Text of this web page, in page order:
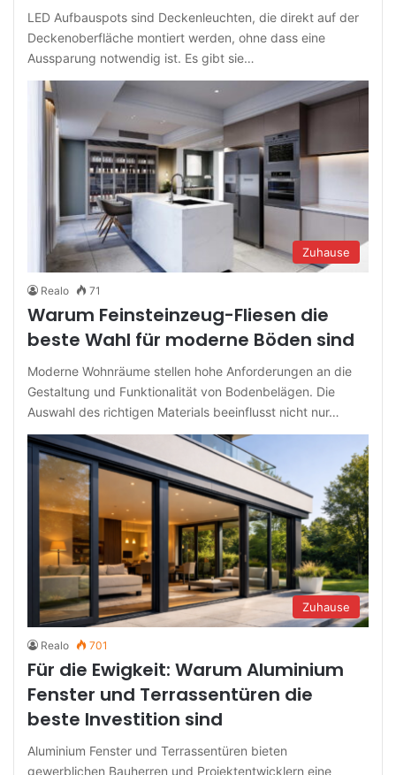
LED Aufbauspots sind Deckenleuchten, die direkt auf der
Deckenoberfläche montiert werden, ohne dass eine
Aussparung notwendig ist. Es gibt sie…
Zuhause
Realo 71
Warum Feinsteinzeug-Fliesen die
beste Wahl für moderne Böden sind
Moderne Wohnräume stellen hohe Anforderungen an die
Gestaltung und Funktionalität von Bodenbelägen. Die
Auswahl des richtigen Materials beeinflusst nicht nur…
Zuhause
Realo 701
Für die Ewigkeit: Warum Aluminium
Fenster und Terrassentüren die
beste Investition sind
Aluminium Fenster und Terrassentüren bieten
gewerblichen Bauherren und Projektentwicklern eine